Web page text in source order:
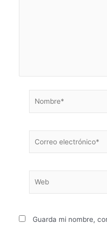
electrónico*
Guarda mi nombre,